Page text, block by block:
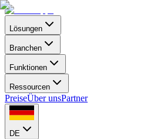
Lösungen
Branchen
Funktionen
Ressourcen
PreiseÜber unsPartner
DE